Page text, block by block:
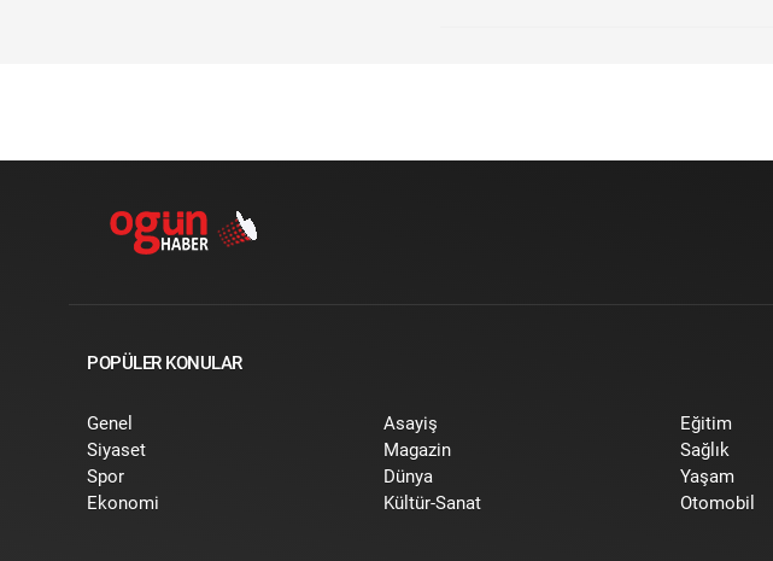
POPÜLER KONULAR
Genel
Siyaset
Spor
Ekonomi
Asayiş
Magazin
Dünya
Kültür-Sanat
Eğitim
Sağlık
Yaşam
Otomobil